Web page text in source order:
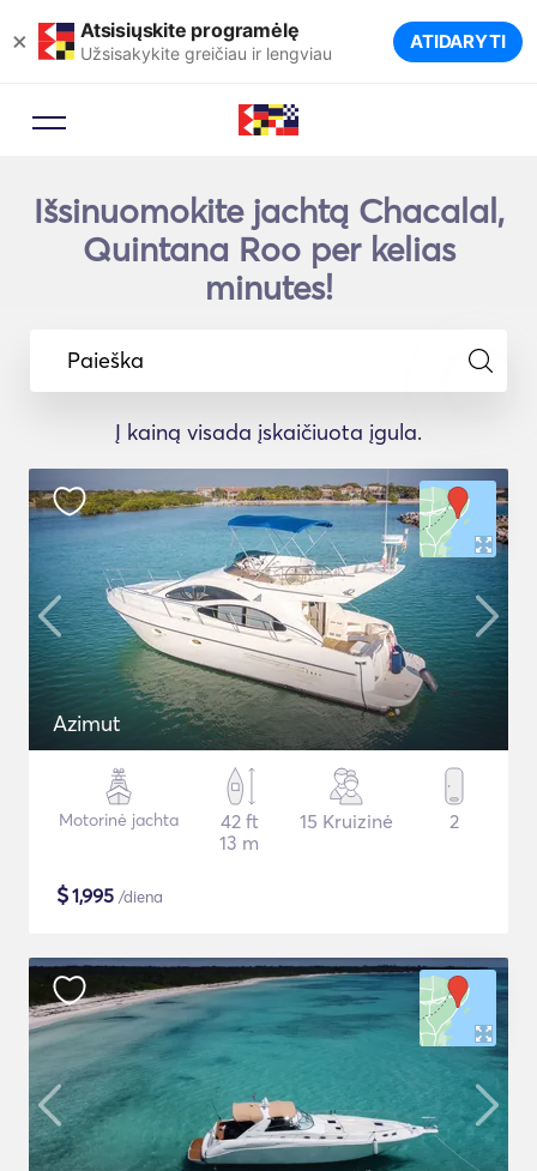
× Atsisiųskite programėlę
Užsisakykite greičiau ir lengviau ATIDARYTI
Išsinuomokite jachtą Chacalal,
Quintana Roo per kelias
minutes!
Paieška
Į kainą visada įskaičiuota įgula.
Azimut
Motorinė jachta
42 ft
13 m
15 Kruizinė 2
$1,995 /diena